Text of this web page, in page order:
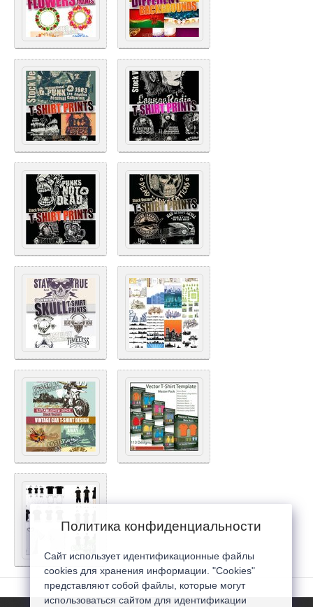
Политика конфиденциальности
Сайт использует идентификационные файлы
cookies для хранения информации. "Cookies"
представляют собой файлы, которые могут
использоваться сайтом для идентификации